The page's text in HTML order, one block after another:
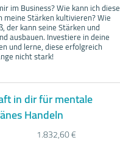
im Business? Wie kann ich diese
meine Stärken kultivieren? Wie
der kann seine Stärken und
ausbauen. Investiere in deine
und lerne, diese erfolgreich
nicht stark!
in dir für mentale
Handeln
1.832,60 €